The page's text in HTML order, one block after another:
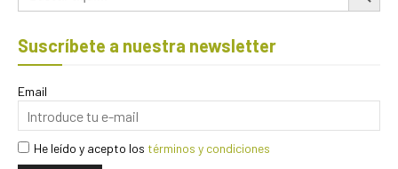
Suscríbete a nuestra newsletter
Email
He leído y acepto los términos y condiciones